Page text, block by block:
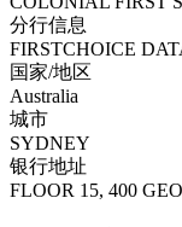
分行信息
FIRSTCHOICE
国家/地区
Australia
城市
SYDNEY
银行地址
FLOOR 15, 400